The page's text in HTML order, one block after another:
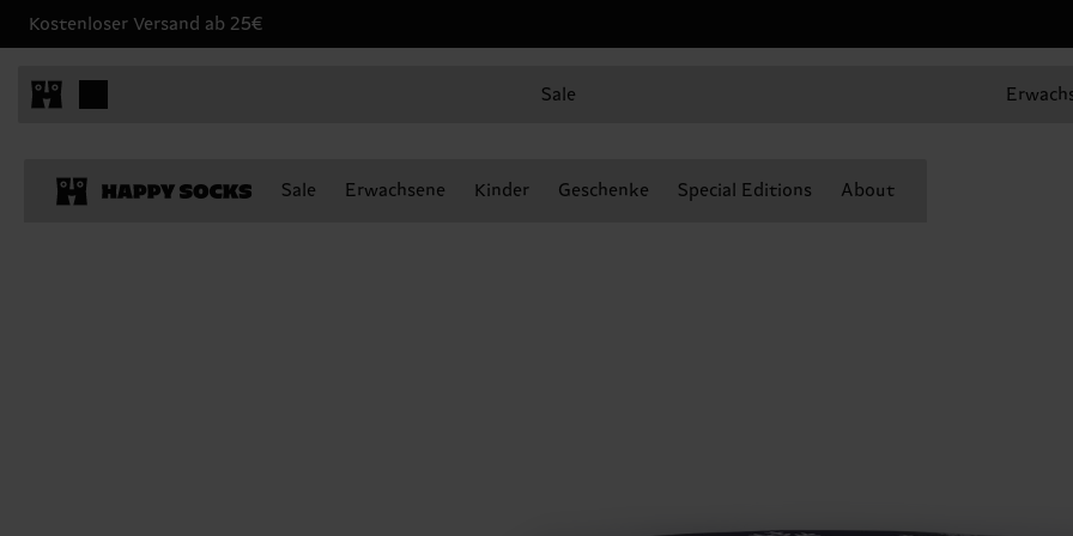
Kostenloser Versand ab 25€
Sale
Sale Erwachsene Kinder Geschenke Special Editions About